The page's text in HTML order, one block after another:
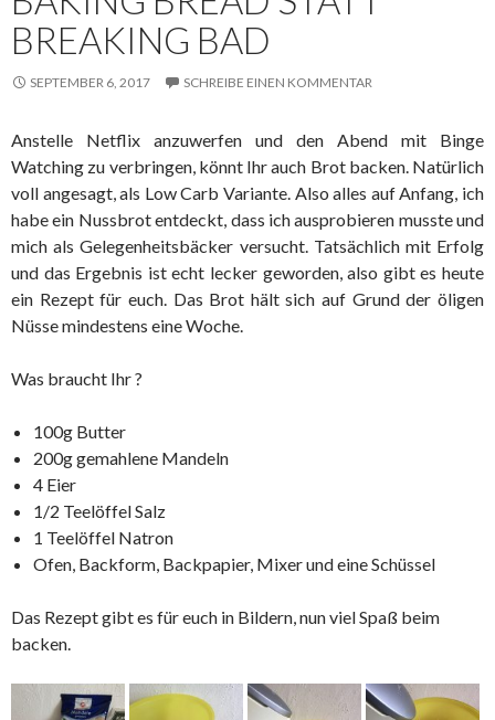
BREAKING BAD
SEPTEMBER 6, 2017 SCHREIBE EINEN KOMMENTAR
Anstelle Netflix anzuwerfen und den Abend mit Binge
Watching zu verbringen, könnt Ihr auch Brot backen. Natürlich
voll angesagt, als Low Carb Variante. Also alles auf Anfang, ich
habe ein Nussbrot entdeckt, dass ich ausprobieren musste und
mich als Gelegenheitsbäcker versucht. Tatsächlich mit Erfolg
und das Ergebnis ist echt lecker geworden, also gibt es heute
ein Rezept für euch. Das Brot hält sich auf Grund der öligen
Nüsse mindestens eine Woche.
Was braucht Ihr ?
100g Butter
200g gemahlene Mandeln
4 Eier
1/2 Teelöffel Salz
1 Teelöffel Natron
Ofen, Backform, Backpapier, Mixer und eine Schüssel
Das Rezept gibt es für euch in Bildern, nun viel Spaß beim
backen.